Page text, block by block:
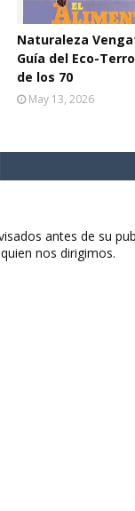
Naturaleza
Guía del Eco-
de los 70
May 13, 2026
antes de su
nos dirigimos.